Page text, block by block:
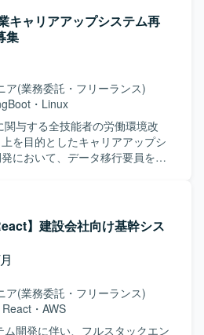
の設計やSQL開発、API仕様
）を用いたAPI開発を実施して
プラインの構築や改善、OAuthな
実装、MyBatisやGradleを用いた
ていただきます。 【求める
装を進められ、主体的に課題解
方を求めております。新しい技
て学習意欲が高く、チームメン
ションを取りながら開発を進め
クロ
ーニング、技術選定や設計レビ
パフォーマンス改善まで幅広い
環境】
、React（React18）、
MyBatis、Gradle、Docker、
、GitHub Actionsなどを利用し
キャリアアップシステム再
集
ア(業務委託・フリーランス)
・ Linux
関与する全技能者の労働環境改
を目的としたキャリアアップシ
において、データ移行要員を募
す。n:1、n:mのマッピング等を
DB論理設計を踏まえたデータ移
実施していただきます。また、
行作業とその検証を行っていた
とする姿勢があり、複雑なデー
を整理しながら着実に実装を進
おります。関係者とコミュニケ
質と効率の両立を意識して作業
】建設会社向け基幹シス
ア(業務委託・フリーランス)
React ・ AWS
ム開発に伴い、フルスタックエン